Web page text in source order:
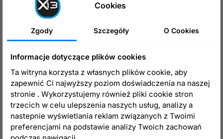
edytować pliki
CSSczyJS
Jeśli Twoje potrzeby są większe i chcesz zmienić
lubrozbudować funkcjonalność
dla Ciebie przygotować.
Większość naszych modułów posiada szereg
wbudowanych hooków umożliwiających wygodne
nadpisanie - co najważniejsze taka modyfikacja nie
ogranicza aktualizacji podstawowej wersji modułu.
Wystarczy, że się z nami skontaktujesz, a my
Cookies
Zgody Szczegóły O Cookies
Informacje dotyczące plików cookies
Ta witryna korzysta z własnych plików cookie, aby
zapewnić Ci najwyższy poziom doświadczenia na naszej
stronie . Wykorzystujemy również pliki cookie stron
trzecich w celu ulepszenia naszych usług, analizy a
nastepnie wyświetlania reklam związanych z Twoimi
preferencjami na podstawie analizy Twoich zachowań